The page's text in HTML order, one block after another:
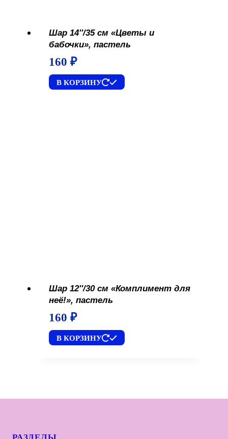
Шар 14″/35 см «Цветы и
бабочки», пастель
160 ₽
В КОРЗИНУ
Шар 12″/30 см «Комплимент для
неё!», пастель
160 ₽
В КОРЗИНУ